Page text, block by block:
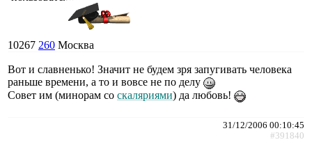
10267 260 Москва
Вот и славненько! Значит не будем зря запугивать человека
раньше времени, а то и вовсе не по делу
Совет им (минорам со скаляриями) да любовь!
31/12/2006 00:10:45
#391840